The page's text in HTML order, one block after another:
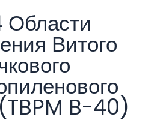
Области
Витого
B-40)